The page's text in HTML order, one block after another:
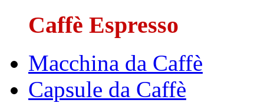
Caffè Espresso
Macchina da Caffè
Capsule da Caffè